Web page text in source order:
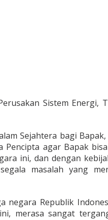
Sistem Energi,
Sejahtera bagi
Pencipta agar Bapak
ini, dan dengan
masalah yang
negara Republik
merasa sangat